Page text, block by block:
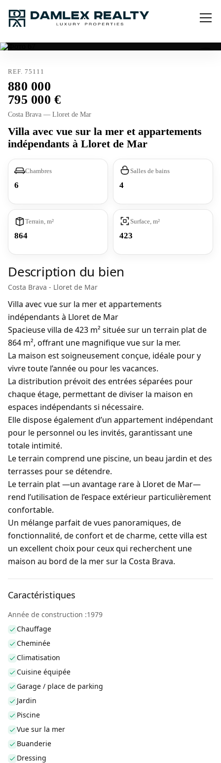
REF. 75111
880 000
795 000
Costa Brava — Lloret de Mar
Villa avec vue sur la mer et appartements
indépendants à Lloret de Mar
Chambres
6
Salles de bains
4
Terrain, m²
864
Surface, m²
423
Description du bien
Costa Brava - Lloret de Mar
Villa avec vue sur la mer et appartements
indépendants à Lloret de Mar
Spacieusevilla de 423 m² située sur un terrain plat de
864 m², offrant une magnifiquevue sur la mer.
La maison est soigneusement conçue, idéale pour y
vivre toute l’année ou pour les vacances.
La distribution prévoitdes entrées séparées pour
chaque étage, permettant de diviser la maison en
espaces indépendants si nécessaire.
Elle dispose également d’un appartement indépendant
pour le personnel ou les invités, garantissant une
totale intimité.
Le terrain comprend une piscine, un beau jardin et des
terrasses pour se détendre.
Le terrain plat —un avantage rare à Lloret de Mar—
rend l’utilisation de l’espace extérieur particulièrement
confortable.
Un mélange parfait devues panoramiques, de
fonctionnalité, de confort et de charme, cette villa est
un excellent choix pour ceux qui recherchent une
maison au bord de la mer sur la Costa Brava.
Caractéristiques
Année de construction :1979
Chauffage
Cheminée
Climatisation
Cuisine équipée
Garage / place de parking
Jardin
Piscine
Vue sur la mer
Buanderie
Dressing